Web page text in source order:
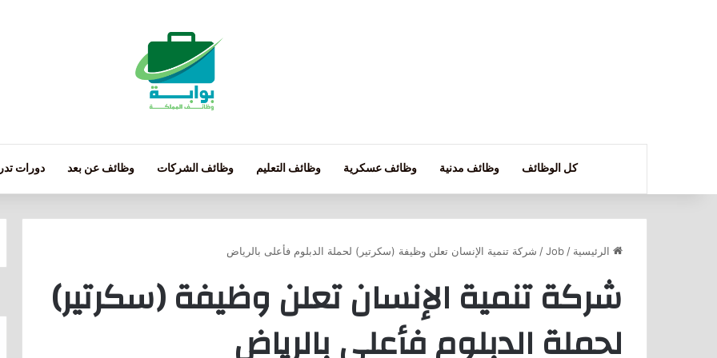
كل الوظائف وظائف مدنية وظائف عسكرية وظائف التعليم وظائف الشركات وظائف عن بعد دورات
الرئيسية /
Job
/ شركة تنمية الإنسان تعلن وظيفة (سكرتير) لحملة الدبلوم فأعلى بالرياض
شركة تنمية الإنسان تعلن وظيفة (سكرتير)
لحملة الدبلوم فأعلى بالرياض